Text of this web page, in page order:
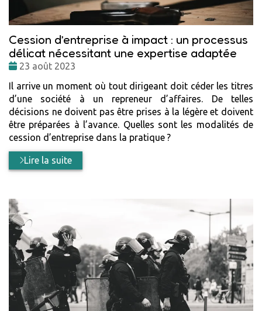
Cession d’entreprise à impact : un processus
délicat nécessitant une expertise adaptée
Date
23 août 2023
Il arrive un moment où tout dirigeant doit céder les titres
d’une société à un repreneur d’affaires. De telles
décisions ne doivent pas être prises à la légère et doivent
être préparées à l’avance. Quelles sont les modalités de
cession d’entreprise dans la pratique ?
Lire la suite